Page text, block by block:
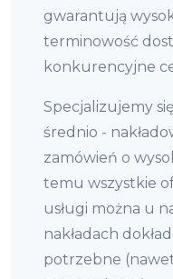
gwarantują
terminowość
konkurencyjne
Specjalizujemy
średnio -
zamówień o
temu wszystkie
usługi można u
nakładach
potrzebne